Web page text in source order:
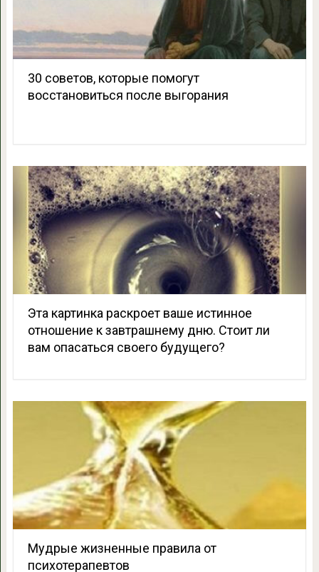
30 советов, которые помогут
восстановиться после выгорания
Эта картинка раскроет ваше истинное
отношение к завтрашнему дню. Стоит ли
вам опасаться своего будущего?
Мудрые жизненные правила от
психотерапевтов